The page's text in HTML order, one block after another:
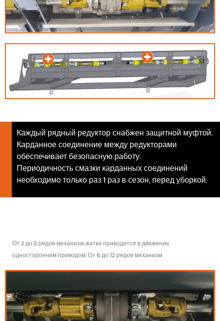
Каждый рядный редуктор снабжен защитной муфтой.
Карданное соединение между редукторами
обеспечивает безопасную работу.
Периодичность смазки карданных соединений
необходимо только раз 1 раз в сезон, перед уборкой.
От 2 до 5 рядов механизм жатки приводится в движение
односторонним приводом. От 6 до 12 рядов механизм